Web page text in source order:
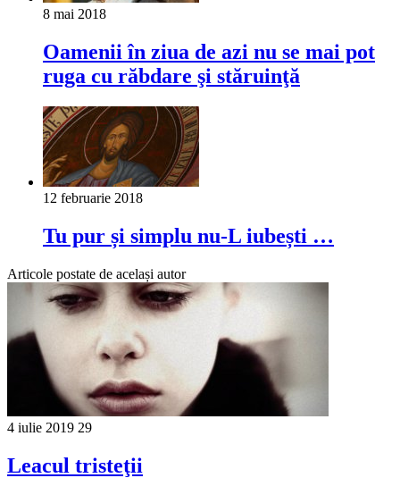
8 mai 2018
Oamenii în ziua de azi nu se mai pot
ruga cu răbdare şi stăruinţă
12 februarie 2018
Tu pur și simplu nu-L iubești …
Articole postate de același autor
4 iulie 2019 29
Leacul tristeţii